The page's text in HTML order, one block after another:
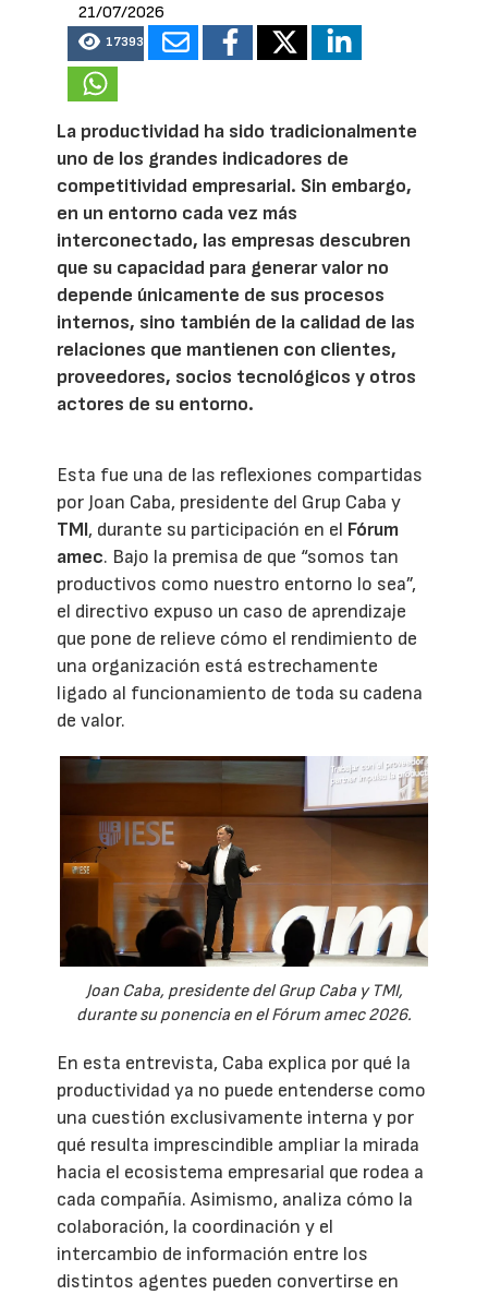
21/07/2026
17393
La productividad ha sido tradicionalmente
uno de los grandes indicadores de
competitividad empresarial. Sin embargo,
en un entorno cada vez más
interconectado, las empresas descubren
que su capacidad para generar valor no
depende únicamente de sus procesos
internos, sino también de la calidad de las
relaciones que mantienen con clientes,
proveedores, socios tecnológicos y otros
actores de su entorno.
Esta fue una de las reflexiones compartidas
por Joan Caba, presidente del Grup Caba y
TMI, durante su participación en el Fórum
amec. Bajo la premisa de que “somos tan
productivos como nuestro entorno lo sea”,
el directivo expuso un caso de aprendizaje
que pone de relieve cómo el rendimiento de
una organización está estrechamente
ligado al funcionamiento de toda su cadena
de valor.
Joan Caba, presidente del Grup Caba y TMI,
durante su ponencia en el Fórum amec 2026.
En esta entrevista, Caba explica por qué la
productividad ya no puede entenderse como
una cuestión exclusivamente interna y por
qué resulta imprescindible ampliar la mirada
hacia el ecosistema empresarial que rodea a
cada compañía. Asimismo, analiza cómo la
colaboración, la coordinación y el
intercambio de información entre los
distintos agentes pueden convertirse en